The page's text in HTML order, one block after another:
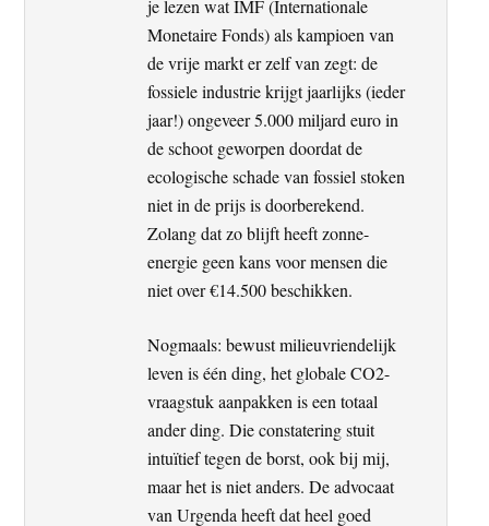
je lezen wat IMF (Internationale
Monetaire Fonds) als kampioen van
de vrije markt er zelf van zegt: de
fossiele industrie krijgt jaarlijks (ieder
jaar!) ongeveer 5.000 miljard euro in
de schoot geworpen doordat de
ecologische schade van fossiel stoken
niet in de prijs is doorberekend.
Zolang dat zo blijft heeft zonne-
energie geen kans voor mensen die
niet over €14.500 beschikken.
Nogmaals: bewust milieuvriendelijk
leven is één ding, het globale CO2-
vraagstuk aanpakken is een totaal
ander ding. Die constatering stuit
intuïtief tegen de borst, ook bij mij,
maar het is niet anders. De advocaat
van Urgenda heeft dat heel goed